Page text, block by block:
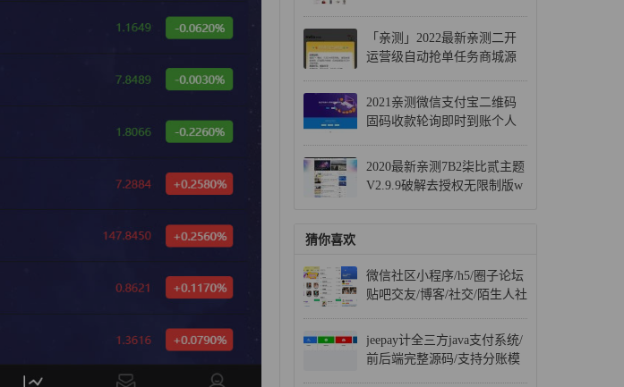
「亲测」2022最新亲测二开
运营级自动抢单任务商城源
2021亲测微信支付宝二维码
固码收款轮询即时到账个人
监控
2020最新亲测7B2柒比贰主题
V2.9.9破解去授权无限制版w
猜你喜欢
微信社区小程序/h5/圈子论坛
贴吧交友/博客/社交/陌生人社
jeepay计全三方java支付系统/
前后端完整源码/支持分账模